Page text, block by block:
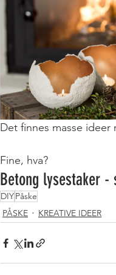
Det finnes masse
Fine, hva?
Betong lysestaker
DIYPåske
PÅSKE
KREATIVE IDEER